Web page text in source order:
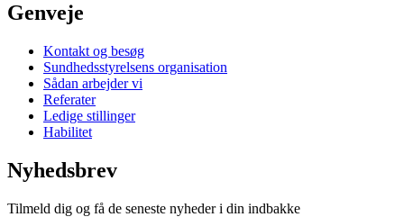
Genveje
Kontakt og besøg
Sundhedsstyrelsens organisation
Sådan arbejder vi
Referater
Ledige stillinger
Habilitet
Nyhedsbrev
Tilmeld dig og få de seneste nyheder i din indbakke